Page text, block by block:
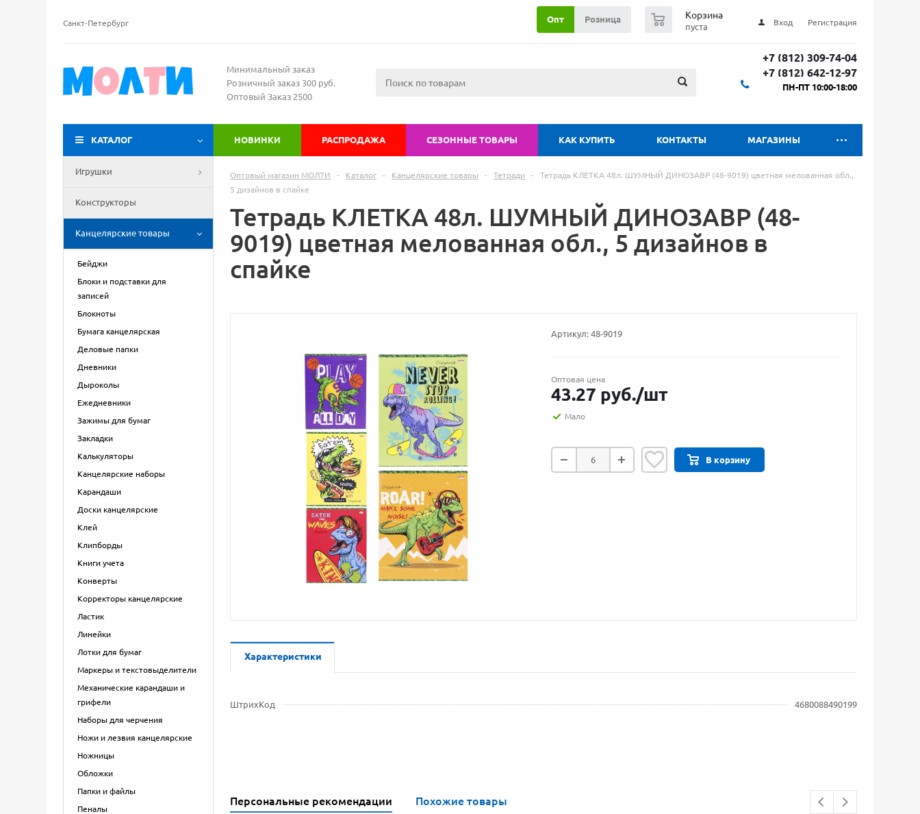
Санкт-Петербург Вход Регистрация
Корзина
пуста
Опт Розница
Минимальный заказ
Розничный заказ 300 руб.
Оптовый Заказ 2500
+7 (812) 309-74-04
+7 (812) 642-12-97
ПН-ПТ 10:00-18:00
КАТАЛОГ НОВИНКИ РАСПРОДАЖА СЕЗОННЫЕ ТОВАРЫ КАК КУПИТЬ КОНТАКТЫ МАГАЗИНЫ
Игрушки
Конструкторы
Канцелярские товары
Бейджи
Блоки и подставки для
записей
Блокноты
Бумага канцелярская
Деловые папки
Дневники
Дыроколы
Ежедневники
Зажимы для бумаг
Закладки
Калькуляторы
Канцелярские наборы
Карандаши
Доски канцелярские
Клей
Клипборды
Книги учета
Конверты
Корректоры канцелярские
Ластик
Линейки
Лотки для бумаг
Маркеры и текстовыделители
Механические карандаши и
грифели
Наборы для черчения
Ножи и лезвия канцелярские
Ножницы
Обложки
Папки и файлы
Пеналы
Оптовый магазин МОЛТИ - Каталог - Канцелярские товары - Тетради -
Тетрадь КЛЕТКА 48л. ШУМНЫЙ ДИНОЗАВР (48-9019) цветная мелованная обл.,
5 дизайнов в спайке
Тетрадь КЛЕТКА 48л. ШУМНЫЙ ДИНОЗАВР (48-
9019) цветная мелованная обл., 5 дизайнов в
спайке
Артикул: 48-9019
Оптовая цена
43.27 руб./шт
Мало
В корзину
Характеристики
ШтрихКод 4680088490199
Персональные рекомендации Похожие товары